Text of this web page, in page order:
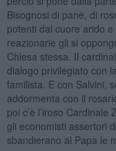
Bisognosi di pane, di
potenti dal cuore arido
reazionarie gli si
Chiesa stessa. Il
dialogo privilegiato con
familista. E con Salvini,
addormenta con il
poi c’è l’iroso
gli economisti assertori
sbandierano al Papa le